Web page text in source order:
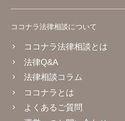
ココナラ法律相談について
ココナラ法律相談とは
法律Q&A
法律相談コラム
ココナラとは
よくあるご質問